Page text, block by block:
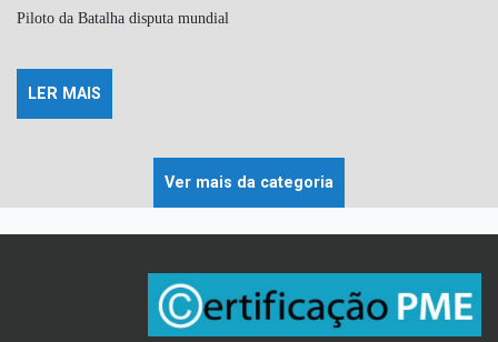
Piloto da Batalha disputa mundial
LER MAIS
Ver mais da categoria